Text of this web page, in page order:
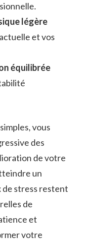
légère
et vos
équilibrée
vous
des
de votre
un
de stress restent
de
et
votre